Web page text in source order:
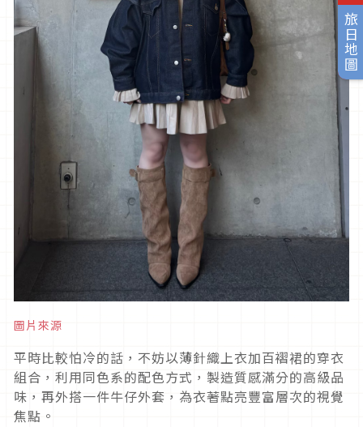
旅日地圖
圖片來源
平時比較怕冷的話，不妨以薄針織上衣加百褶裙的穿衣
組合，利用同色系的配色方式，製造質感滿分的高級品
味，再外搭一件牛仔外套，為衣著點亮豐富層次的視覺
焦點。